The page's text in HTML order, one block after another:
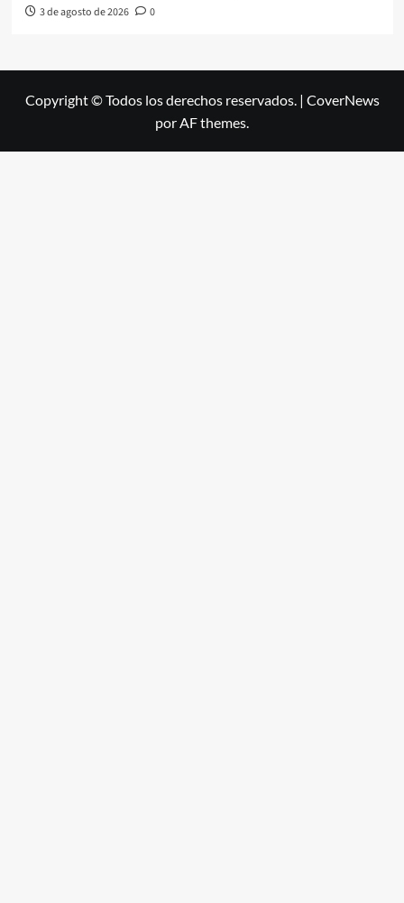
3 de agosto de 2026 0
Copyright © Todos los derechos reservados. | CoverNews
por AF themes.